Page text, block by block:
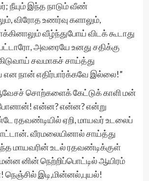
நீயும் இந்த நாடும் வீண்
விரோத உணர்வு களாலும்,
வீழ்ந்துபோய் விடக் கூடாது
அவரையே உனது சதிக்கு
சவமாகச் சாய்த்து
என நான் எதிர்பார்க்கவே இல்லை!”
சொற்களைக் கேட்டுக் காளி மன்
போனான்! என்ன? என்ன? என்று
ரதவண்டியில் ஏறி, மாயவர் உடலைப்
வீரமலையினால் சாய்த்து
மாயவரின் உடல் ரதவண்டிக்குள்
மன்ன னின் நெற்றிப்பொட்டில் ஆயிரம்
நெஞ்சில் இடி,மின்னல்,புயல்!